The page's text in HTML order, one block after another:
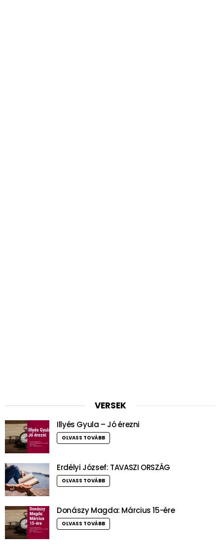
VERSEK
Illyés Gyula – Jó érezni
OLVASS TOVÁBB
Erdélyi József: TAVASZI ORSZÁG
OLVASS TOVÁBB
Donászy Magda: Március 15-ére
OLVASS TOVÁBB